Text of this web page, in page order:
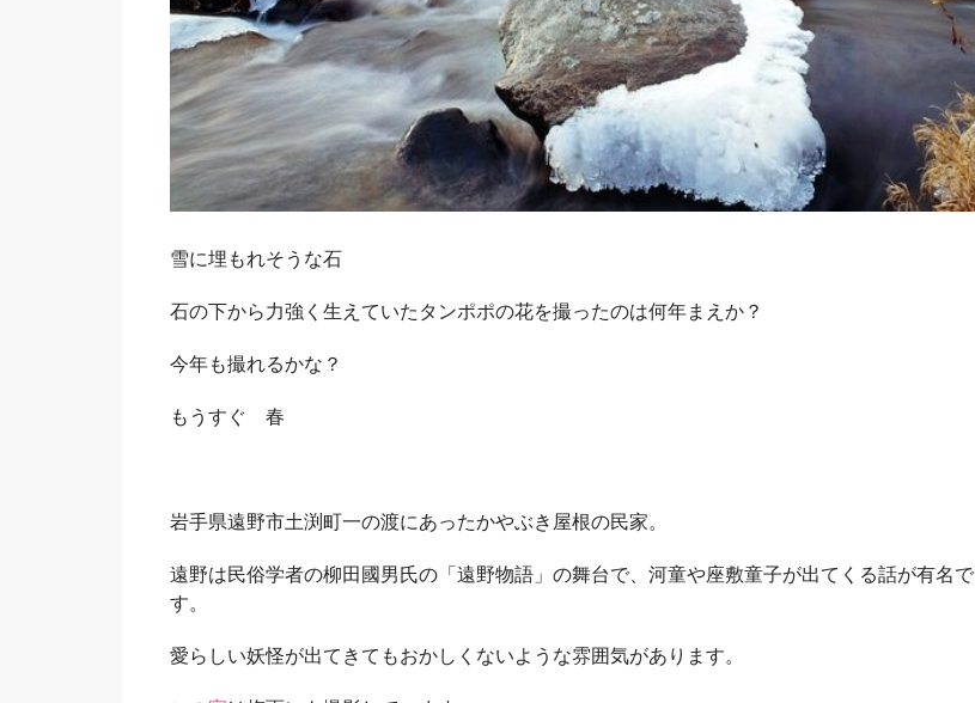
Sano
雪に埋もれそうな石
石の下から力強く生えていたタンポポの花を撮ったのは何年まえか？
今年も撮れるかな？
もうすぐ 春
岩手県遠野市土渕町一の渡にあったかやぶき屋根の民家。
遠野は民俗学者の柳田國男氏の「遠野物語」の舞台で、河童や座敷童子が出てくる話が有名で
す。
愛らしい妖怪が出てきてもおかしくないような雰囲気があります。